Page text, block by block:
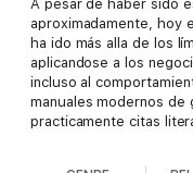
A pesar de haber sido
aproximadamente, hoy
ha ido más alla de los
aplicandose a los
incluso al
manuales modernos de
practicamente citas